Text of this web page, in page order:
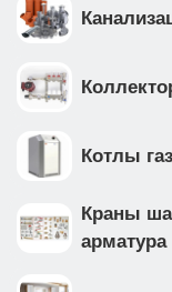
Котлы
Краны
арматура